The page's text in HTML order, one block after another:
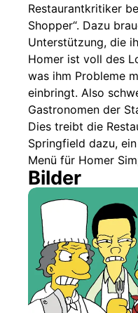
Sendetermine
Nächste / Vorherige
Restaurantkritiker
Shopper“. Dazu
Unterstützung, die
Homer ist voll des
was ihm Probleme
einbringt. Also
Gastronomen der
Dies treibt die
Springfield dazu,
Menü für Homer
Bilder